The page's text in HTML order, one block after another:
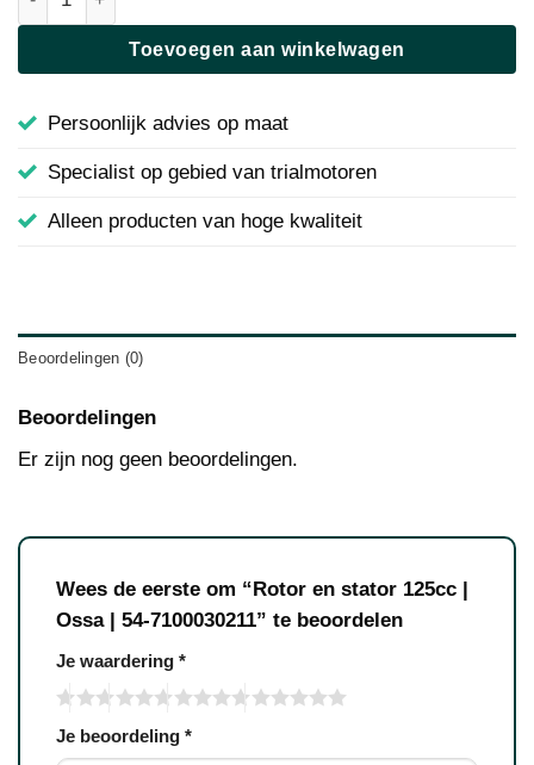
Toevoegen aan winkelwagen
Persoonlijk advies op maat
Specialist op gebied van trialmotoren
Alleen producten van hoge kwaliteit
Beoordelingen (0)
Beoordelingen
Er zijn nog geen beoordelingen.
Wees de eerste om “Rotor en stator 125cc |
Ossa | 54-7100030211” te beoordelen
Je waardering *
Je beoordeling *